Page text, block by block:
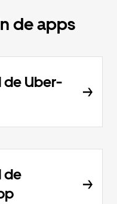
de apps
de Uber-
de